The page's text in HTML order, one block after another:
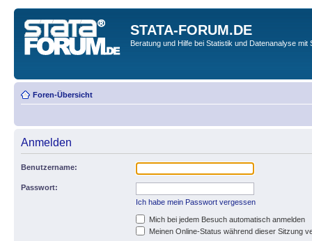
STATA-FORUM.DE
Beratung und Hilfe bei Statistik und Datenanalyse mit
Foren-Übersicht
Anmelden
Benutzername:
Passwort:
Ich habe mein Passwort vergessen
Mich bei jedem Besuch automatisch anmelden
Meinen Online-Status während dieser Sitzung